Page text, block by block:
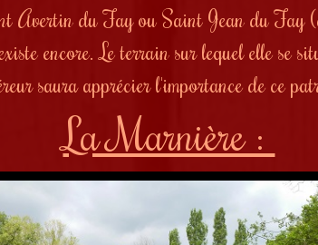
Avertin du Fay ou Saint Jean du Fay
encore. Le terrain sur lequel elle se
saura apprécier l'importance de ce
La Marnière :